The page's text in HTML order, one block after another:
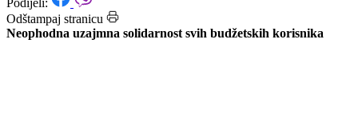
Datum: 29.01.2009.